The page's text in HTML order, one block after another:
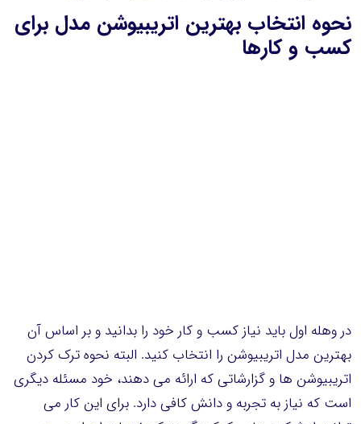
نحوه انتخاب بهترین اتریبیوشن مدل برای
کسب و کارها
در وهله اول باید نیاز کسب و کار خود را بدانید و بر اساس آن
بهترین مدل اتریبیوشن را انتخاب کنید. البته نحوه ترک کردن
اتریبیوشن ها و گزارشاتی که ارائه می دهند، خود مسئله دیگری
است که نیاز به تجربه و دانش کافی دارد. برای این کار می